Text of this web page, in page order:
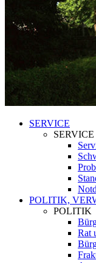
SERVICE
SERVICE
POLITIK,
POLITIK
Rat